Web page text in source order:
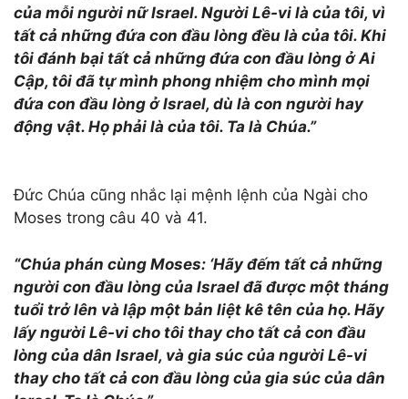
của mỗi người nữ Israel. Người Lê-vi là của tôi, vì
tất cả những đứa con đầu lòng đều là của tôi. Khi
tôi đánh bại tất cả những đứa con đầu lòng ở Ai
Cập, tôi đã tự mình phong nhiệm cho mình mọi
đứa con đầu lòng ở Israel, dù là con người hay
động vật. Họ phải là của tôi. Ta là Chúa.”
Đức Chúa cũng nhắc lại mệnh lệnh của Ngài cho
Moses trong câu 40 và 41.
“Chúa phán cùng Moses: ‘Hãy đếm tất cả những
người con đầu lòng của Israel đã được một tháng
tuổi trở lên và lập một bản liệt kê tên của họ. Hãy
lấy người Lê-vi cho tôi thay cho tất cả con đầu
lòng của dân Israel, và gia súc của người Lê-vi
thay cho tất cả con đầu lòng của gia súc của dân